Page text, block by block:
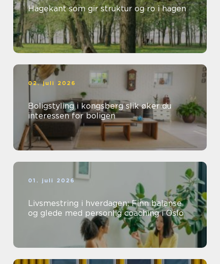
Hagekant som gir struktur og ro i hagen
02. juli 2026
Boligstyling i kongsberg slik øker du
interessen for boligen
01. juli 2026
Livsmestring i hverdagen: Finn balanse
og glede med personlig coaching i Oslo